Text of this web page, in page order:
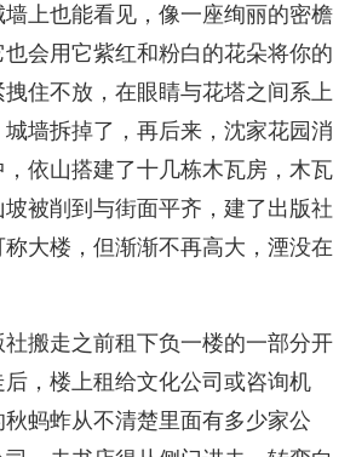
墙上也能看见，像一座绚丽的密檐
会用它紫红和粉白的花朵将你的
住不放，在眼睛与花塔之间系上
墙拆掉了，再后来，沈家花园消
依山搭建了十几栋木瓦房，木瓦
被削到与街面平齐，建了出版社
大楼，但渐渐不再高大，湮没在
搬走之前租下负一楼的一部分开
，楼上租给文化公司或咨询机
蚂蚱从不清楚里面有多少家公